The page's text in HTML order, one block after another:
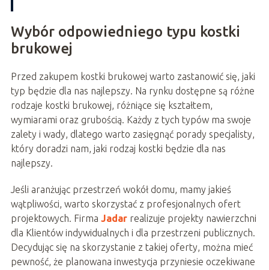
Wybór odpowiedniego typu kostki
brukowej
Przed zakupem kostki brukowej warto zastanowić się, jaki
typ będzie dla nas najlepszy. Na rynku dostępne są różne
rodzaje kostki brukowej, różniące się kształtem,
wymiarami oraz grubością. Każdy z tych typów ma swoje
zalety i wady, dlatego warto zasięgnąć porady specjalisty,
który doradzi nam, jaki rodzaj kostki będzie dla nas
najlepszy.
Jeśli aranżując przestrzeń wokół domu, mamy jakieś
wątpliwości, warto skorzystać z profesjonalnych ofert
projektowych. Firma Jadarrealizuje projekty nawierzchni
dla Klientów indywidualnych i dla przestrzeni publicznych.
Decydując się na skorzystanie z takiej oferty, można mieć
pewność, że planowana inwestycja przyniesie oczekiwane